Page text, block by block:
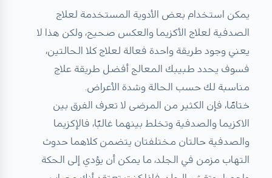
يمكن استخدام بعض الأدوية المستخدمة لعلاج
الصدفية لعلاج الأكزيما والعكس صحيح، ولكن هذا لا
يعني وجود طريقة واحدة فعالة لعلاج كلا الحالتين،
فسوف يحدد طبيبك المعالج أفضل طريقة علاج
مناسبة لك حسب الحالة وشدة الأعراض.
ختامًا، فإن الكثير من المرضى لا تعرف الفرق بين
الاكزيما والصدفية وتخلط بينهما غالبًا، فالإكزيما
والصدفية حالتان مختلفتان يتضمن كلاهما حدوث
التهاب مزمن في الجلد، ما يمكن أن يؤدي إلى الحكة